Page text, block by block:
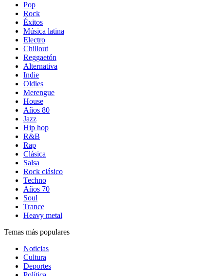
Pop
Rock
Éxitos
Música latina
Electro
Chillout
Reggaetón
Alternativa
Indie
Oldies
Merengue
House
Años 80
Jazz
Hip hop
R&B
Rap
Clásica
Salsa
Rock clásico
Techno
Años 70
Soul
Trance
Heavy metal
Temas más populares
Noticias
Cultura
Deportes